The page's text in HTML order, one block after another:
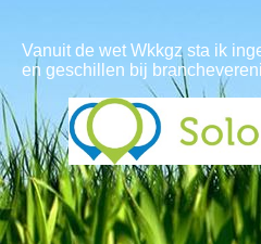
Vanuit de wet Wkkgz sta ik
en geschillen bij